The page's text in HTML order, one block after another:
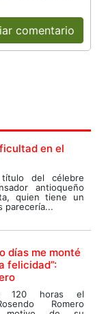
comentario
en el
título del célebre
antioqueño
quien tiene un
parecería...
días me monté
felicidad”:
120 horas el
Romero